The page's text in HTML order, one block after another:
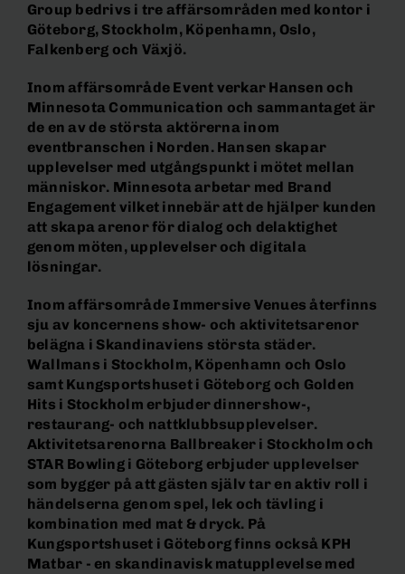
Group bedrivs i tre affärsområden med kontor i
Göteborg, Stockholm, Köpenhamn, Oslo,
Falkenberg och Växjö.
Inom affärsområde Event verkar Hansen och
Minnesota Communication och sammantaget är
de en av de största aktörerna inom
eventbranschen i Norden. Hansen skapar
upplevelser med utgångspunkt i mötet mellan
människor. Minnesota arbetar med Brand
Engagement vilket innebär att de hjälper kunden
att skapa arenor för dialog och delaktighet
genom möten, upplevelser och digitala
lösningar.
Inom affärsområde Immersive Venues återfinns
sju av koncernens show- och aktivitetsarenor
belägna i Skandinaviens största städer.
Wallmans i Stockholm, Köpenhamn och Oslo
samt Kungsportshuset i Göteborg och Golden
Hits i Stockholm erbjuder dinnershow-,
restaurang- och nattklubbsupplevelser.
Aktivitetsarenorna Ballbreaker i Stockholm och
STAR Bowling i Göteborg erbjuder upplevelser
som bygger på att gästen själv tar en aktiv roll i
händelserna genom spel, lek och tävling i
kombination med mat & dryck. På
Kungsportshuset i Göteborg finns också KPH
Matbar - en skandinavisk matupplevelse med